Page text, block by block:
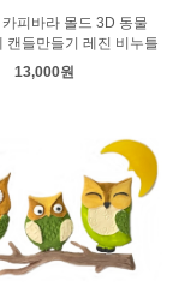
피바라 몰드 3D 동물
캔들만들기 레진 비누틀
13,000원